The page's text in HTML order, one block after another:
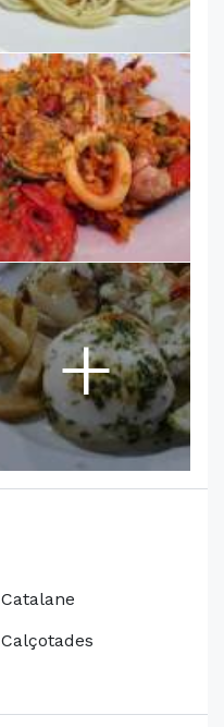
+
Catalane
Calçotades